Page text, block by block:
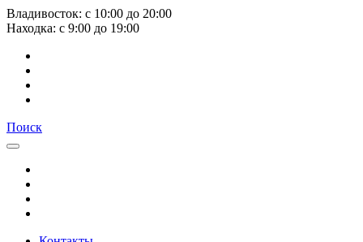
Владивосток: с 10:00 до 20:00
Находка: с 9:00 до 19:00
Поиск